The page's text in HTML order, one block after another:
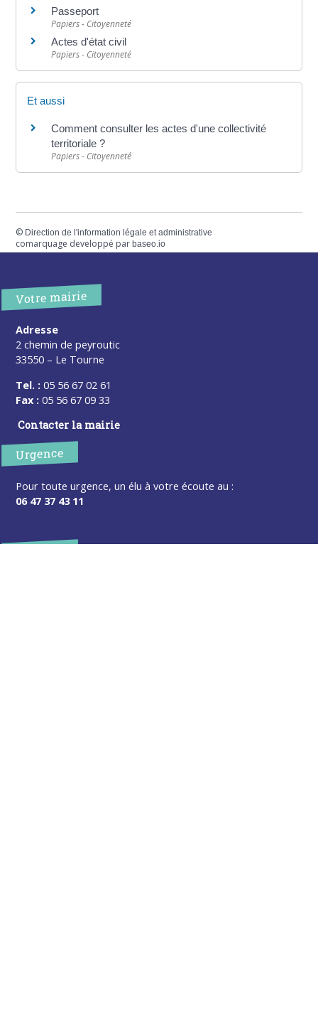
Passeport
Papiers - Citoyenneté
Actes d'état civil
Papiers - Citoyenneté
Et aussi
Comment consulter les actes d'une collectivité
territoriale ?
Papiers - Citoyenneté
© Direction de l'information légale et administrative
comarquage developpé parbaseo.io
Votre mairie
Adresse
2 chemin de peyroutic
33550 – Le Tourne
Tel. : 05 56 67 02 61
Fax : 05 56 67 09 33
Contacter la mairie
Urgence
Pour toute urgence, un élu à votre écoute au :
06 47 37 43 11